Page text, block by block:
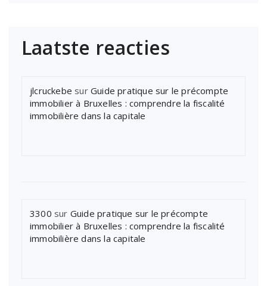
Laatste reacties
jlcruckebe sur Guide pratique sur le précompte
immobilier à Bruxelles : comprendre la fiscalité
immobilière dans la capitale
3300 sur Guide pratique sur le précompte
immobilier à Bruxelles : comprendre la fiscalité
immobilière dans la capitale